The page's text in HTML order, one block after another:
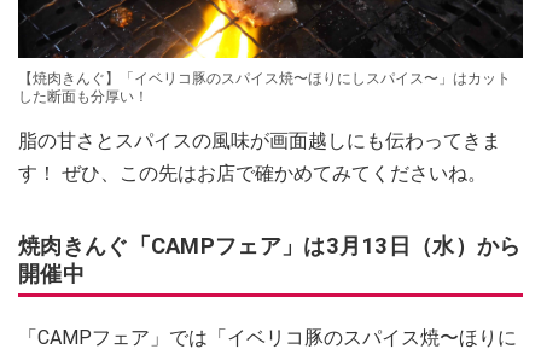
【焼肉きんぐ】「イベリコ豚のスパイス焼〜ほりにしスパイス〜」はカット
した断面も分厚い！
脂の甘さとスパイスの風味が画面越しにも伝わってきま
す！ ぜひ、この先はお店で確かめてみてくださいね。
焼肉きんぐ「CAMPフェア」は3月13日（水）から
開催中
「CAMPフェア」では「イベリコ豚のスパイス焼〜ほりに